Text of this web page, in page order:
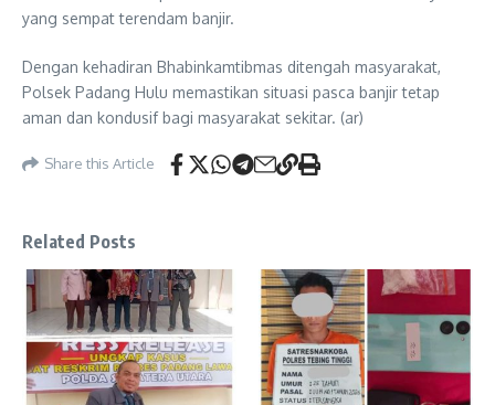
yang sempat terendam banjir.
Dengan kehadiran Bhabinkamtibmas ditengah masyarakat,
Polsek Padang Hulu memastikan situasi pasca banjir tetap
aman dan kondusif bagi masyarakat sekitar. (ar)
Share this Article
Related Posts